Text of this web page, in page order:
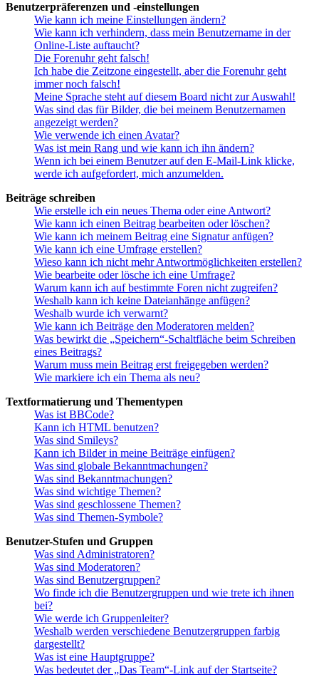
Benutzerpräferenzen und -einstellungen
Wie kann ich meine Einstellungen ändern?
Wie kann ich verhindern, dass mein Benutzername in der
Online-Liste auftaucht?
Die Forenuhr geht falsch!
Ich habe die Zeitzone eingestellt, aber die Forenuhr geht
immer noch falsch!
Meine Sprache steht auf diesem Board nicht zur Auswahl!
Was sind das für Bilder, die bei meinem Benutzernamen
angezeigt werden?
Wie verwende ich einen Avatar?
Was ist mein Rang und wie kann ich ihn ändern?
Wenn ich bei einem Benutzer auf den E-Mail-Link klicke,
werde ich aufgefordert, mich anzumelden.
Beiträge schreiben
Wie erstelle ich ein neues Thema oder eine Antwort?
Wie kann ich einen Beitrag bearbeiten oder löschen?
Wie kann ich meinem Beitrag eine Signatur anfügen?
Wie kann ich eine Umfrage erstellen?
Wieso kann ich nicht mehr Antwortmöglichkeiten erstellen?
Wie bearbeite oder lösche ich eine Umfrage?
Warum kann ich auf bestimmte Foren nicht zugreifen?
Weshalb kann ich keine Dateianhänge anfügen?
Weshalb wurde ich verwarnt?
Wie kann ich Beiträge den Moderatoren melden?
Was bewirkt die „Speichern“-Schaltfläche beim Schreiben
eines Beitrags?
Warum muss mein Beitrag erst freigegeben werden?
Wie markiere ich ein Thema als neu?
Textformatierung und Thementypen
Was ist BBCode?
Kann ich HTML benutzen?
Was sind Smileys?
Kann ich Bilder in meine Beiträge einfügen?
Was sind globale Bekanntmachungen?
Was sind Bekanntmachungen?
Was sind wichtige Themen?
Was sind geschlossene Themen?
Was sind Themen-Symbole?
Benutzer-Stufen und Gruppen
Was sind Administratoren?
Was sind Moderatoren?
Was sind Benutzergruppen?
Wo finde ich die Benutzergruppen und wie trete ich ihnen
bei?
Wie werde ich Gruppenleiter?
Weshalb werden verschiedene Benutzergruppen farbig
dargestellt?
Was ist eine Hauptgruppe?
Was bedeutet der „Das Team“-Link auf der Startseite?